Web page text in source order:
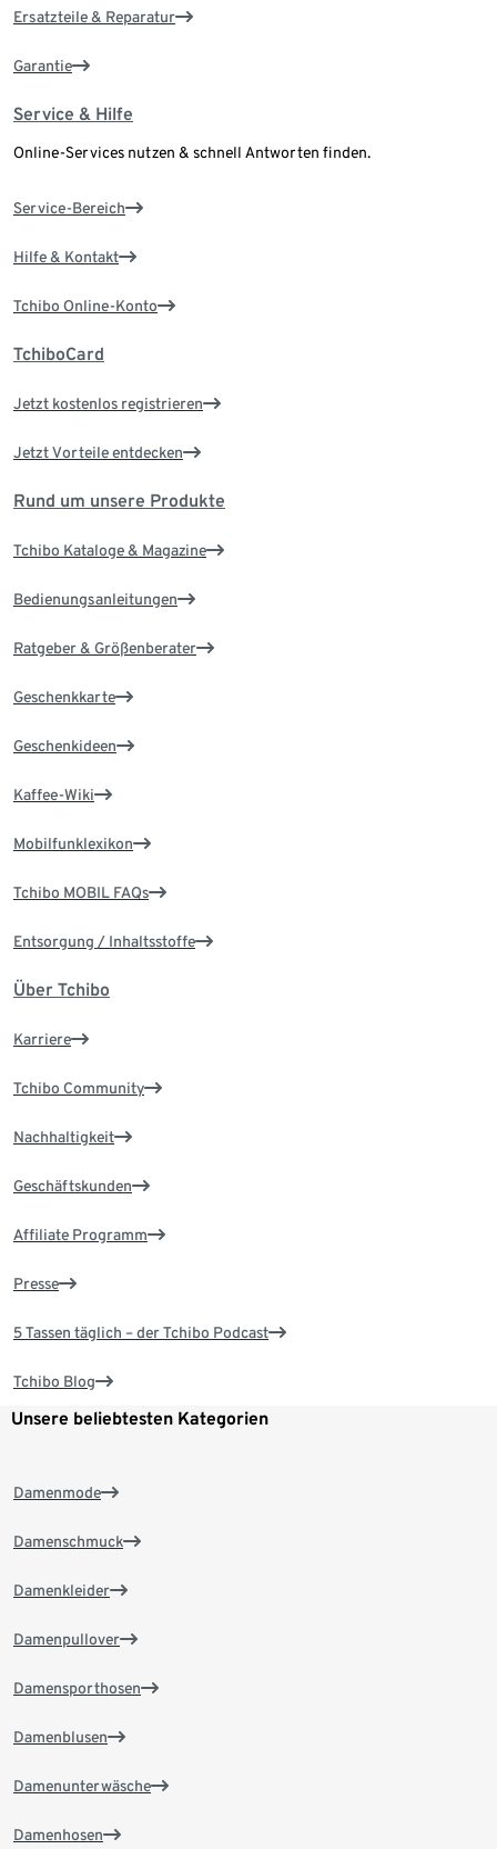
Ersatzteile & Reparatur
Garantie
Service & Hilfe
Online-Services nutzen & schnell Antworten finden.
Service-Bereich
Hilfe & Kontakt
Tchibo Online-Konto
TchiboCard
Jetzt kostenlos registrieren
Jetzt Vorteile entdecken
Rund um unsere Produkte
Tchibo Kataloge & Magazine
Bedienungsanleitungen
Ratgeber & Größenberater
Geschenkkarte
Geschenkideen
Kaffee-Wiki
Mobilfunklexikon
Tchibo MOBIL FAQs
Entsorgung / Inhaltsstoffe
Über Tchibo
Karriere
Tchibo Community
Nachhaltigkeit
Geschäftskunden
Affiliate Programm
Presse
5 Tassen täglich – der Tchibo Podcast
Tchibo Blog
Unsere beliebtesten Kategorien
Damenmode
Damenschmuck
Damenkleider
Damenpullover
Damensporthosen
Damenblusen
Damenunterwäsche
Damenhosen